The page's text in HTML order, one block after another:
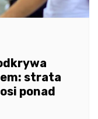
strata
ponad